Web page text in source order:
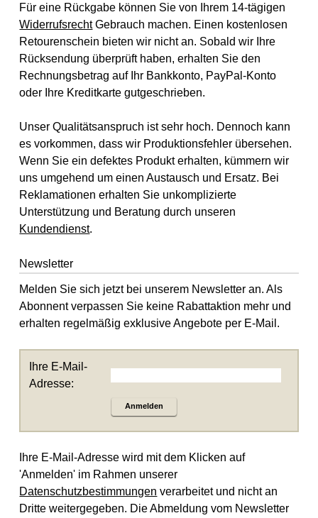
Für eine Rückgabe können Sie von Ihrem 14-tägigen
WiderrufsrechtGebrauch machen. Einen kostenlosen
Retourenschein bieten wir nicht an. Sobald wir Ihre
Rücksendung überprüft haben, erhalten Sie den
Rechnungsbetrag auf Ihr Bankkonto, PayPal-Konto
oder Ihre Kreditkarte gutgeschrieben.
Unser Qualitätsanspruch ist sehr hoch. Dennoch kann
es vorkommen, dass wir Produktionsfehler übersehen.
Wenn Sie ein defektes Produkt erhalten, kümmern wir
uns umgehend um einen Austausch und Ersatz. Bei
Reklamationen erhalten Sie unkomplizierte
Unterstützung und Beratung durch unseren
Kundendienst.
Newsletter
Melden Sie sich jetzt bei unserem Newsletter an. Als
Abonnent verpassen Sie keine Rabattaktion mehr und
erhalten regelmäßig exklusive Angebote per E-Mail.
Ihre E-Mail-
Adresse:
Anmelden
Ihre E-Mail-Adresse wird mit dem Klicken auf
'Anmelden' im Rahmen unserer
Datenschutzbestimmungen verarbeitet und nicht an
Dritte weitergegeben. Die Abmeldung vom Newsletter